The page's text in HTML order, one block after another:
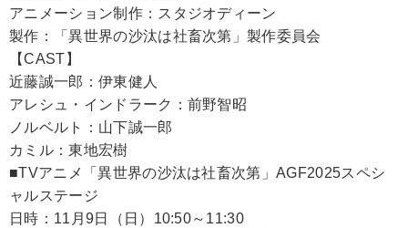
アニメーション制作：スタジオディーン
製作：「異世界の沙汰は社畜次第」製作委員会
【CAST】
近藤誠一郎：伊東健人
アレシュ・インドラーク：前野智昭
ノルベルト：山下誠一郎
カミル：東地宏樹
■TVアニメ「異世界の沙汰は社畜次第」AGF2025スペシ
ャルステージ
日時：11月9日（日）10:50～11:30